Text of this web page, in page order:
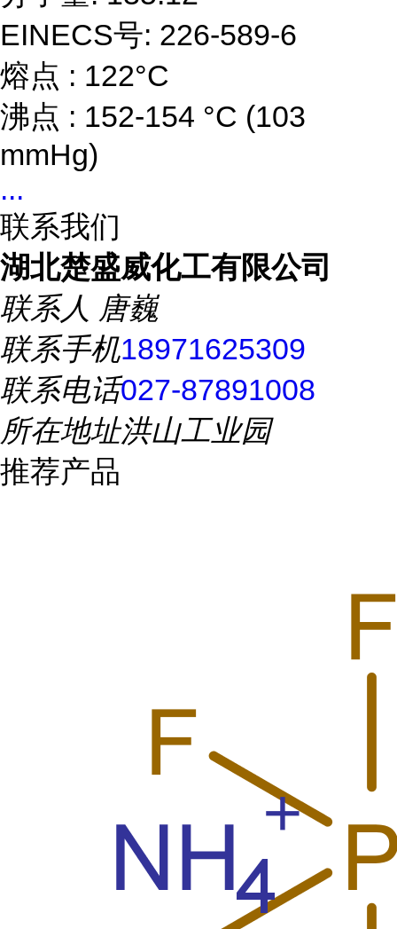
EINECS号: 226-589-6
熔点 : 122°C
沸点 : 152-154 °C (103
mmHg)
...
联系我们
湖北楚盛威化工有限公司
联系人 唐巍
联系手机18971625309
联系电话027-87891008
所在地址洪山工业园
推荐产品